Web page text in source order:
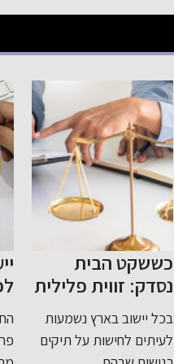
ייעוץ לפני פרישה
לפנסיה: תכנון חכם
לעתיד בטוח
החשיבות של ייעוץ לפני
פרישה לפנסיה כאשר